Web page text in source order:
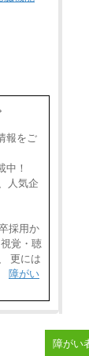
報をご
！
人気企
採用か
覚・聴
更には
障がい
障がい